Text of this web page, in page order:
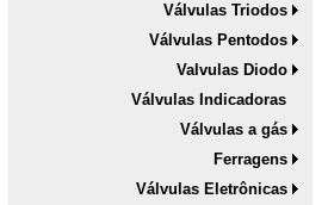
Válvulas Triodos
Válvulas Pentodos
Valvulas Diodo
Válvulas Indicadoras
Válvulas a gás
Ferragens
Válvulas Eletrônicas